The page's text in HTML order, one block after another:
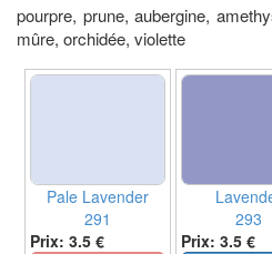
pourpre, prune, aubergine,
mûre, orchidée, violette
Pale Lavender
291
Prix: 3.5 €
293
Prix: 3.5 €